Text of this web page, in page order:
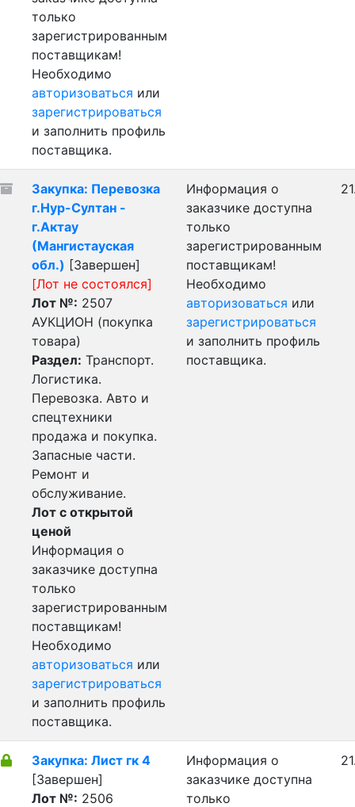
только
зарегистрированным
поставщикам!
Необходимо
авторизоваться или
зарегистрироваться
и заполнить профиль
поставщика.
Закупка: Перевозка
г.Нур-Султан -
г.Актау
(Мангистауская
обл.) [Завершен]
[Лот не состоялся]
Лот №: 2507
АУКЦИОН (покупка
товара)
Раздел: Транспорт.
Логистика.
Перевозка. Авто и
спецтехники
продажа и покупка.
Запасные части.
Ремонт и
обслуживание.
Лот с открытой
ценой
Информация о
заказчике доступна
только
зарегистрированным
поставщикам!
Необходимо
авторизоваться или
зарегистрироваться
и заполнить профиль
поставщика.
Информация о
заказчике доступна
только
зарегистрированным
поставщикам!
Необходимо
авторизоваться или
зарегистрироваться
и заполнить профиль
поставщика.
Закупка: Лист гк 4
[Завершен]
Лот №: 2506
Информация о
заказчике доступна
только